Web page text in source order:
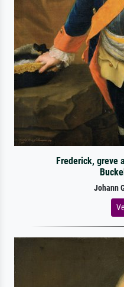
Frederick, greve
Johann